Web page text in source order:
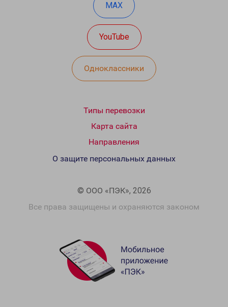
MAX
YouTube
Одноклассники
Типы перевозки
Карта сайта
Направления
© ООО «ПЭК», 2026
Все права защищены и охраняются законом
О защите персональных данных